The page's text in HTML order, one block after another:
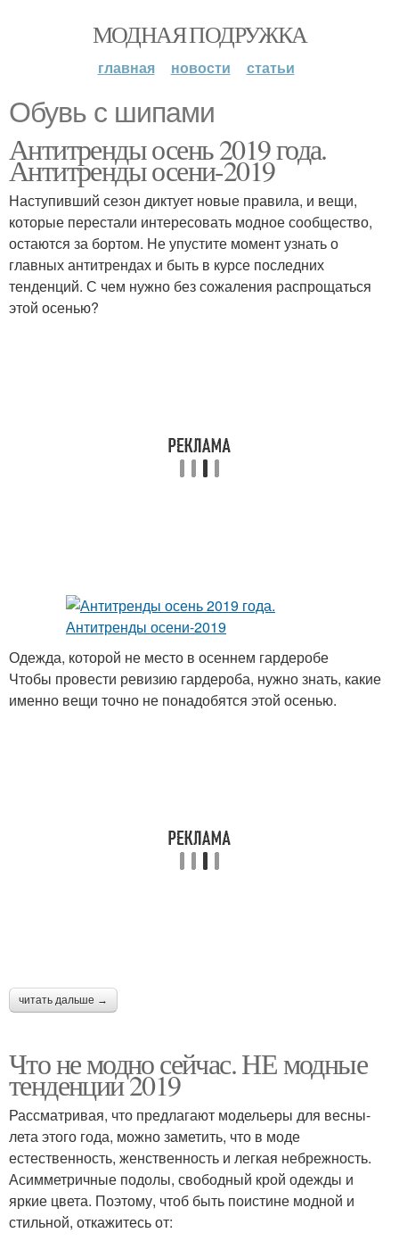
МОДНАЯ ПОДРУЖКА
главная новости статьи
Обувь с шипами
Антитренды осень 2019 года.
Антитренды осени-2019
Наступивший сезон диктует новые правила, и вещи,
которые перестали интересовать модное сообщество,
остаются за бортом. Не упустите момент узнать о
главных антитрендах и быть в курсе последних
тенденций. С чем нужно без сожаления распрощаться
этой осенью?
Одежда, которой не место в осеннем гардеробе
Чтобы провести ревизию гардероба, нужно знать, какие
именно вещи точно не понадобятся этой осенью.
читать дальше →
Что не модно сейчас. НЕ модные
тенденции 2019
Рассматривая, что предлагают модельеры для весны-
лета этого года, можно заметить, что в моде
естественность, женственность и легкая небрежность.
Асимметричные подолы, свободный крой одежды и
яркие цвета. Поэтому, чтоб быть поистине модной и
стильной, откажитесь от: